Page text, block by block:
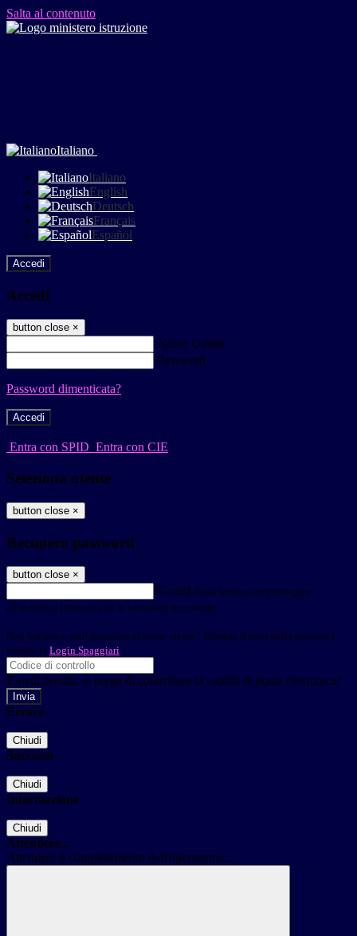
Salta al contenuto
Italiano
Italiano
English
Deutsch
Français
Español
Accedi
Accedi
button close ×
Nome Utente
Password
Password dimenticata?
-
Entra con SPID Entra con CIE
Seleziona utente
button close ×
Recupero password
button close ×
E-mail Verrà inviato un messaggio
all'indirizzo indicato con le istruzioni necessarie.
Non hai una e-mail associata al nome utente? Effettua il reset della password
tramite la Login Spaggiari
E-mail inviata, si prega di controllare la casella di posta elettronica!
Errore
Chiudi
Successo
Chiudi
Informazione
Chiudi
Attendere...
Attendere il completamento dell'operazione...